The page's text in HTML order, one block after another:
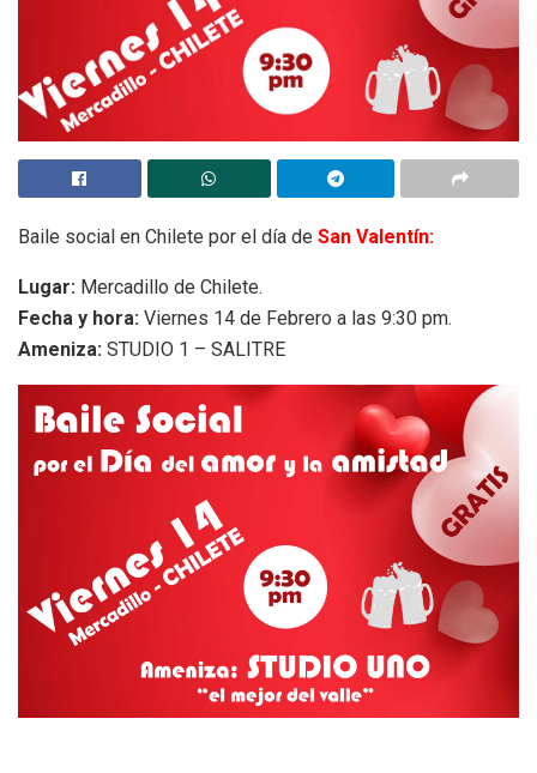
Baile social en Chilete por el día de San Valentín:
Lugar: Mercadillo de Chilete.
Fecha y hora: Viernes 14 de Febrero a las 9:30 pm.
Ameniza: STUDIO 1 – SALITRE